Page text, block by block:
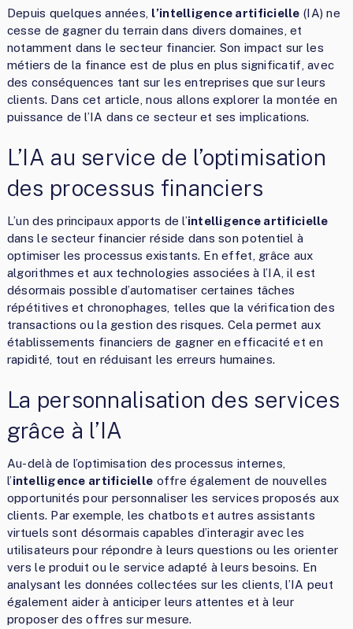
Depuis quelques années, l’intelligence artificielle (IA) ne
cesse de gagner du terrain dans divers domaines, et
notamment dans le secteur financier. Son impact sur les
métiers de la finance est de plus en plus significatif, avec
des conséquences tant sur les entreprises que sur leurs
clients. Dans cet article, nous allons explorer la montée en
puissance de l’IA dans ce secteur et ses implications.
L’IA au service de l’optimisation
des processus financiers
L’un des principaux apports de l’intelligence artificielle
dans le secteur financier réside dans son potentiel à
optimiser les processus existants. En effet, grâce aux
algorithmes et aux technologies associées à l’IA, il est
désormais possible d’automatiser certaines tâches
répétitives et chronophages, telles que la vérification des
transactions ou la gestion des risques. Cela permet aux
établissements financiers de gagner en efficacité et en
rapidité, tout en réduisant les erreurs humaines.
La personnalisation des services
grâce à l’IA
Au-delà de l’optimisation des processus internes,
l’intelligence artificielle offre également de nouvelles
opportunités pour personnaliser les services proposés aux
clients. Par exemple, les chatbots et autres assistants
virtuels sont désormais capables d’interagir avec les
utilisateurs pour répondre à leurs questions ou les orienter
vers le produit ou le service adapté à leurs besoins. En
analysant les données collectées sur les clients, l’IA peut
également aider à anticiper leurs attentes et à leur
proposer des offres sur mesure.